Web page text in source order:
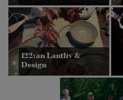
122:an Lantliv &
Design